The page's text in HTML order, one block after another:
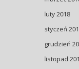
luty 2018
styczeń
grudzień
listopad